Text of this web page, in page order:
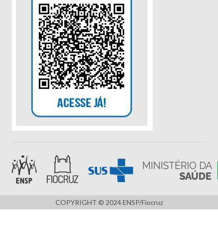
COPYRIGHT © 2024 ENSP/Fiocruz